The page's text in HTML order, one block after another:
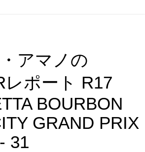
アマノの
レポート R17
BOURBON
GRAND PRIX
31